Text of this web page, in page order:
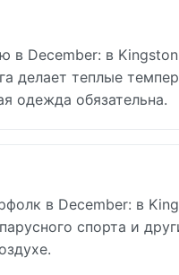
December: в
делает теплые
одежда обязательна.
в December: в
спорта и